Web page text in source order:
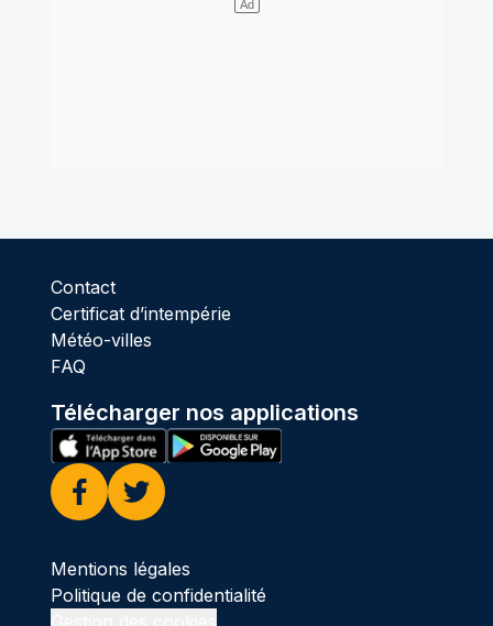
Contact
Certificat d’intempérie
Météo-villes
FAQ
Télécharger nos applications
Facebook
Twitter
Mentions légales
Politique de confidentialité